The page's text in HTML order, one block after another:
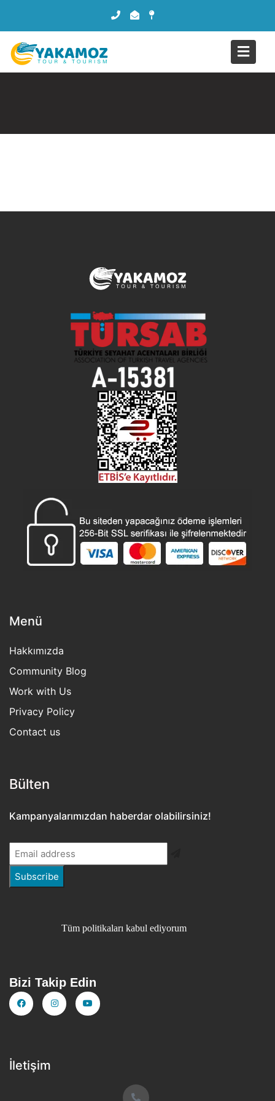
Menü
Hakkımızda
Community Blog
Work with Us
Privacy Policy
Contact us
Bülten​
Kampanyalarımızdan haberdar olabilirsiniz!
Tüm politikaları kabul ediyorum
Bizi Takip Edin
İletişim